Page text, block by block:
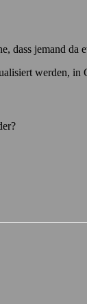
dass jemand da
werden, in